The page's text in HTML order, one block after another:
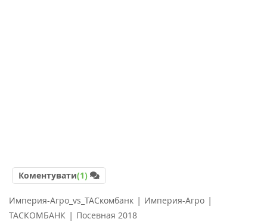
Коментувати(1)
Империя-Агро_vs_ТАСкомбанк | Империя-Агро |
ТАСКОМБАНК | Посевная 2018